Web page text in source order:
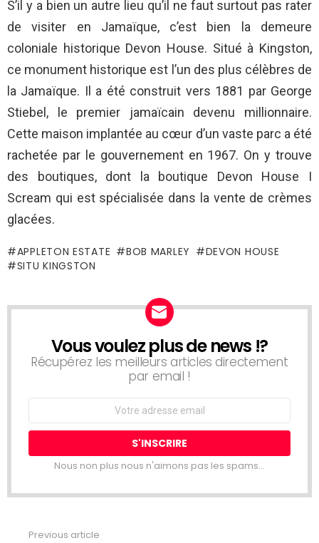
S’il y a bien un autre lieu qu’il ne faut surtout pas rater
de visiter en Jamaïque, c’est bien la demeure
coloniale historique Devon House. Situé à Kingston,
ce monument historique est l’un des plus célèbres de
la Jamaïque. Il a été construit vers 1881 par George
Stiebel, le premier jamaïcain devenu millionnaire.
Cette maison implantée au cœur d’un vaste parc a été
rachetée par le gouvernement en 1967. On y trouve
des boutiques, dont la boutique Devon House I
Scream qui est spécialisée dans la vente de crèmes
glacées.
APPLETON ESTATE BOB MARLEY
DEVON HOUSE
SITU KINGSTON
NEWSLETTER
Vous voulez plus de news !?
Récupérez les meilleurs articles directement
par email !
Nous non plus nous n'aimons pas les spams...
Previous article